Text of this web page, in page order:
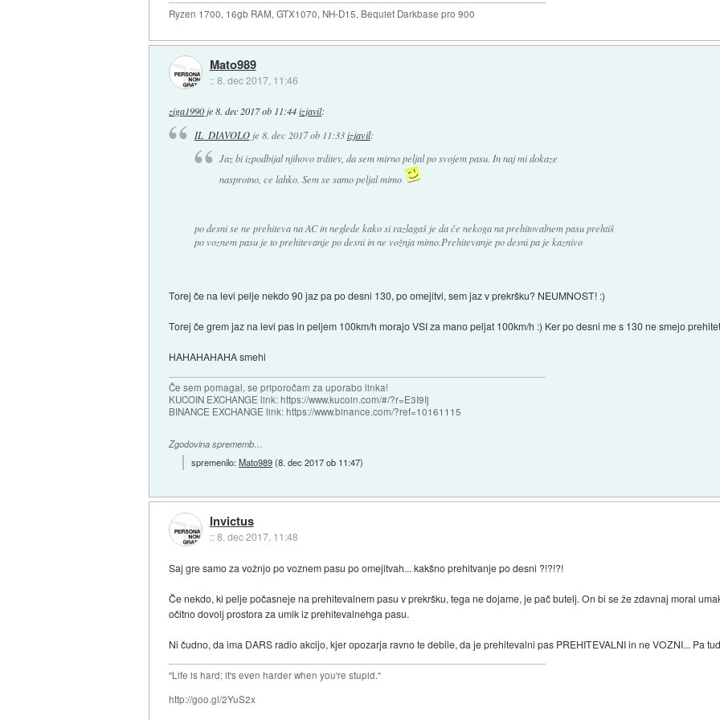
Ryzen 1700, 16gb RAM, GTX1070, NH-D15, Bequiet Darkbase pro 900
Mato989
::8. dec 2017, 11:46
ziga1990 je8. dec 2017 ob 11:44 izjavil:
IL_DIAVOLOje 8. dec 2017 ob 11:33 izjavil:
Jaz bi izpodbijal njihovo trditev, da sem mirno peljal po svojem pasu. In naj mi dokaze
nasprotno, ce lahko. Sem se samo peljal mimo
po desni se ne prehiteva na AC in neglede kako si razlagaš je da če nekoga na prehitovalnem pasu prehtiš
po voznem pasu je to prehitevanje po desni in ne vožnja mimo.Prehitevanje po desni pa je kaznivo
Torej če na levi pelje nekdo 90 jaz pa po desni 130, po omejitvi, sem jaz v prekršku? NEUMNOST! :)
Torej če grem jaz na levi pas in peljem 100km/h morajo VSI za mano peljat 100km/h :) Ker po desni me s 130 ne smejo
HAHAHAHAHA smehi
Če sem pomagal, se priporočam za uporabo linka!
KUCOIN EXCHANGE link: https://www.kucoin.com/#/?r=E3I9Ij
BINANCE EXCHANGE link: https://www.binance.com/?ref=10161115
Zgodovina sprememb…
spremenilo:Mato989(8. dec 2017 ob 11:47)
Invictus
::8. dec 2017, 11:48
Saj gre samo za vožnjo po voznem pasu po omejitvah... kakšno prehitvanje po desni ?!?!?!
Če nekdo, ki pelje počasneje na prehitevalnem pasu v prekršku, tega ne dojame, je pač butelj. On bi se že zdavnaj moral
očitno dovolj prostora za umik iz prehitevalnehga pasu.
Ni čudno, da ima DARS radio akcijo, kjer opozarja ravno te debile, da je prehitevalni pas PREHITEVALNI in ne VOZNI... Pa
"Life is hard; it's even harder when you're stupid."
http://goo.gl/2YuS2x